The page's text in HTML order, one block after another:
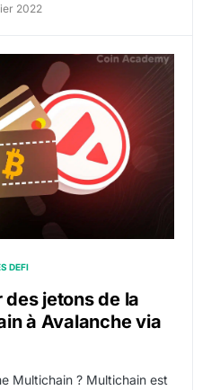
2022
jetons de la Binance Smart
DEFI
jetons de la
à Avalanche via
Multichain ? Multichain est